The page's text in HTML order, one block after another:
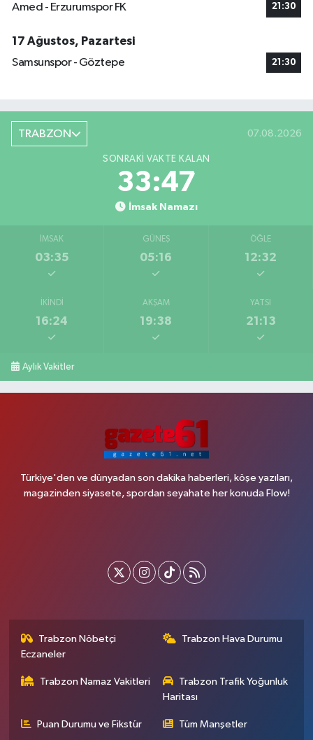
Amed - Erzurumspor FK 21:30
17 Ağustos, Pazartesi
Samsunspor - Göztepe
21:30
TRABZON 07.08.2026
SONRAKI VAKTE KALAN
33:46
İmsak Namazı
İMSAK
03:35
GÜNEŞ
05:16
ÖĞLE
12:32
İKINDI
16:24
AKŞAM
19:38
YATSI
21:13
Aylık Vakitler
Türkiye'den ve dünyadan son dakika haberleri, köşe yazıları,
magazinden siyasete, spordan seyahate her konuda Flow!
Trabzon Nöbetçi
Eczaneler
Trabzon Hava Durumu
Trabzon Namaz Vakitleri
Trabzon Trafik Yoğunluk
Haritası
Puan Durumu ve Fikstür Tüm Manşetler